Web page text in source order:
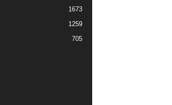
1673
1259
705